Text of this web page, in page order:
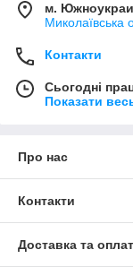
м.
Миколаївська
Контакти
Сьогодні
Показати
Про нас
Контакти
Доставка та